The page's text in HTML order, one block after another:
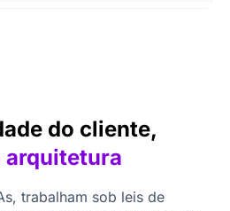
do cliente,
arquitetura
trabalham sob leis de